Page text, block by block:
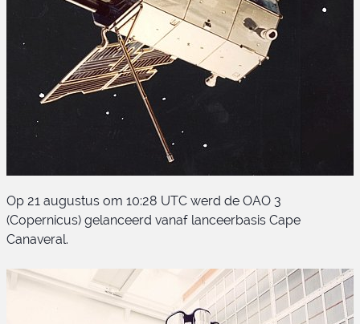
OAO 3
Op 21 augustus om 10:28 UTC werd de OAO 3
(Copernicus) gelanceerd vanaf lanceerbasis Cape
Canaveral.